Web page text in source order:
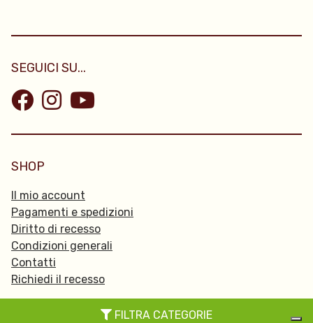
FILTRA CATEGORIE
SEGUICI SU...
SHOP
Il mio account
Pagamenti e spedizioni
Diritto di recesso
Condizioni generali
Contatti
Richiedi il recesso